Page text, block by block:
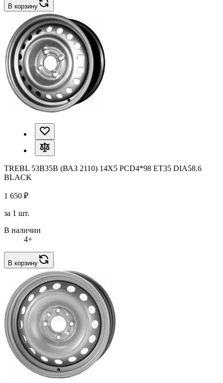
В корзину
TREBL 53B35B (ВАЗ 2110) 14X5 PCD4*98 ET35 DIA58.6
BLACK
1 650 ₽
за 1 шт.
В наличии
4+
В корзину